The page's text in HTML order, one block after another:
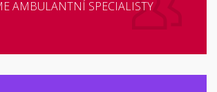
AMBULANTNÍ SPECIALISTY